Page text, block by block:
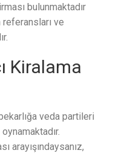
bulunmaktadır
ve
Kiralama
veda partileri
arayışındaysanız,